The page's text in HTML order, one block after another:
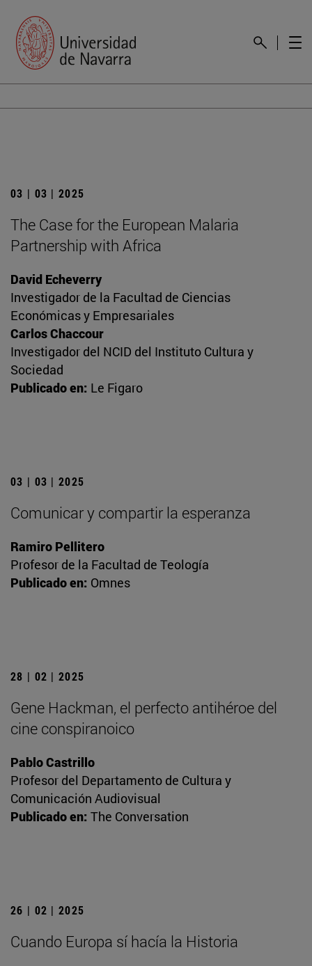
03 | 03 | 2025
The Case for the European Malaria
Partnership with Africa
David Echeverry
Investigador de la Facultad de Ciencias
Económicas y Empresariales
Carlos Chaccour
Investigador del NCID del Instituto Cultura y
Sociedad
Publicado en: Le Figaro
03 | 03 | 2025
Comunicar y compartir la esperanza
Ramiro Pellitero
Profesor de la Facultad de Teología
Publicado en: Omnes
28 | 02 | 2025
Gene Hackman, el perfecto antihéroe del
cine conspiranoico
Pablo Castrillo
Profesor del Departamento de Cultura y
Comunicación Audiovisual
Publicado en: The Conversation
26 | 02 | 2025
Cuando Europa sí hacía la Historia